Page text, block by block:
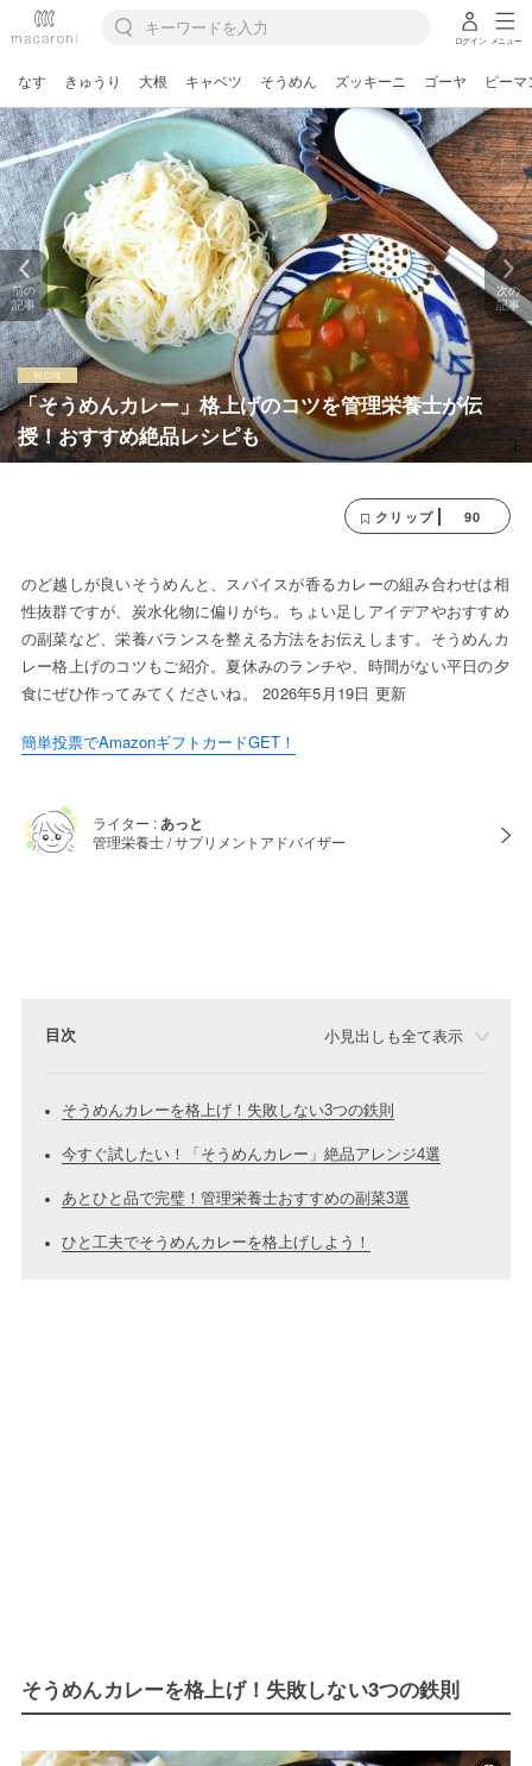
ログイン メニュー
なす きゅうり 大根 キャベツ そうめん ズッキーニ ゴーヤ ピーマ
「そうめんカレー」格上げのコツを管理栄養士が伝
授！おすすめ絶品レシピも
前の
記事
次の
記事
クリップ 90
のど越しが良いそうめんと、スパイスが香るカレーの組み合わせは相
性抜群ですが、炭水化物に偏りがち。ちょい足しアイデアやおすすめ
の副菜など、栄養バランスを整える方法をお伝えします。そうめんカ
レー格上げのコツもご紹介。夏休みのランチや、時間がない平日の夕
食にぜひ作ってみてくださいね。 2026年5月19日 更新
簡単投票でAmazonギフトカードGET！
ライター :あっと
管理栄養士 / サプリメントアドバイザー
目次 小見出しも全て表示
そうめんカレーを格上げ！失敗しない3つの鉄則
今すぐ試したい！「そうめんカレー」絶品アレンジ4選
あとひと品で完璧！管理栄養士おすすめの副菜3選
ひと工夫でそうめんカレーを格上げしよう！
そうめんカレーを格上げ！失敗しない3つの鉄則